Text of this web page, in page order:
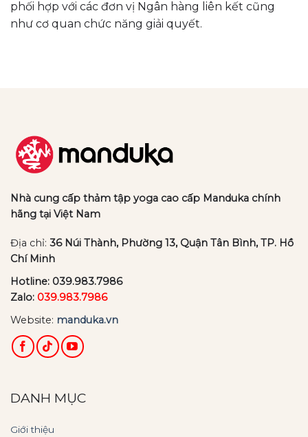
phối hợp với các đơn vị Ngân hàng liên kết cũng
như cơ quan chức năng giải quyết.
Nhà cung cấp thảm tập yoga cao cấp Manduka chính
hãng tại Việt Nam
Địa chỉ: 36 Núi Thành, Phường 13, Quận Tân Bình, TP. Hồ
Chí Minh
Hotline: 039.983.7986
Zalo: 039.983.7986
Website: manduka.vn
DANH MỤC
Giới thiệu